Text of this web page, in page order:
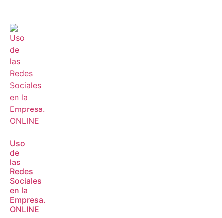
Uso
de
las
Redes
Sociales
en la
Empresa.
ONLINE